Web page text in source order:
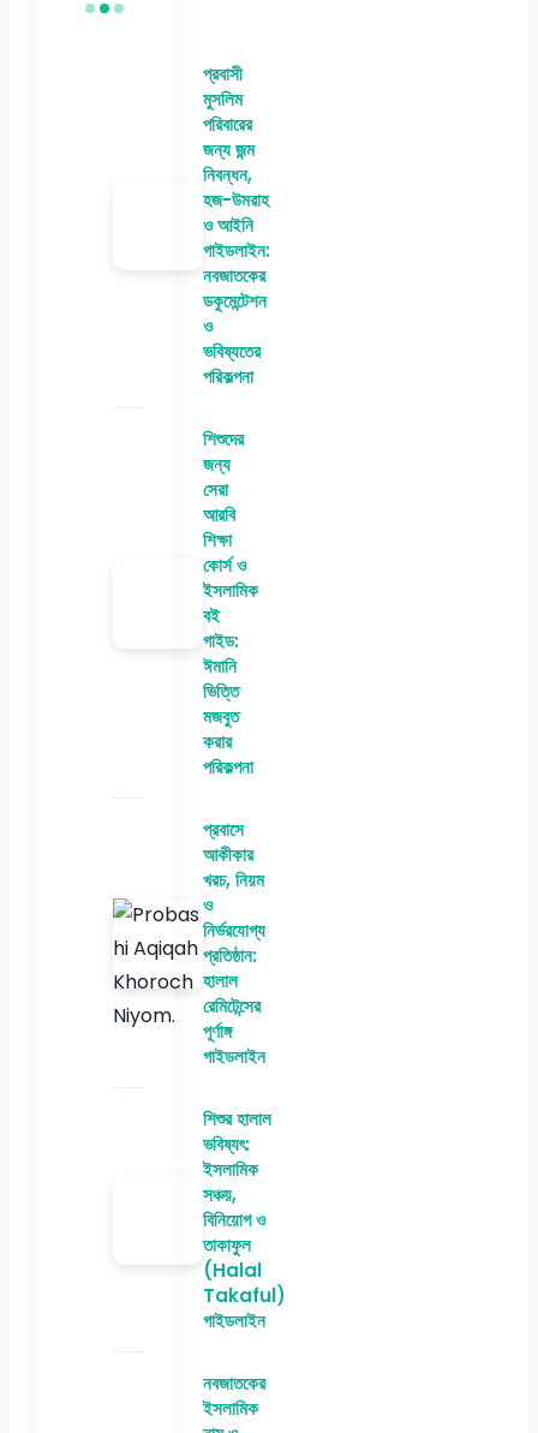
প্রবাসী
মুসলিম
পরিবারের
জন্য জন্ম
নিবন্ধন,
হজ-উমরাহ
ও আইনি
গাইডলাইন:
নবজাতকের
ডকুমেন্টেশন
ও
ভবিষ্যতের
পরিকল্পনা
শিশুদের
জন্য
সেরা
আরবি
শিক্ষা
কোর্স ও
ইসলামিক
বই
গাইড:
ঈমানি
ভিত্তি
মজবুত
করার
পরিকল্পনা
প্রবাসে
আকীকার
খরচ, নিয়ম
ও
নির্ভরযোগ্য
প্রতিষ্ঠান:
হালাল
রেমিটেন্সের
পূর্ণাঙ্গ
গাইডলাইন
শিশুর হালাল
ভবিষ্যৎ:
ইসলামিক
সঞ্চয়,
বিনিয়োগ ও
তাকাফুল
(Halal
Takaful)
গাইডলাইন
নবজাতকের
ইসলামিক